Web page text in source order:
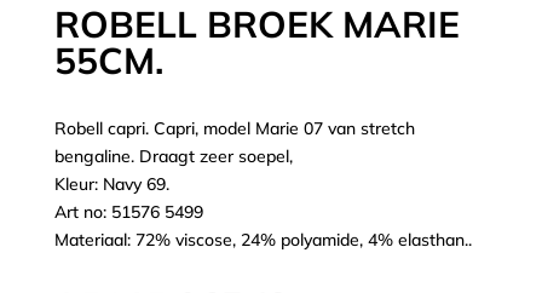
ROBELL BROEK MARIE
55CM.
Robell capri. Capri, model Marie 07 van stretch
bengaline. Draagt zeer soepel,
Kleur: Navy 69.
Art no: 51576 5499
Materiaal: 72% viscose, 24% polyamide, 4% elasthan..